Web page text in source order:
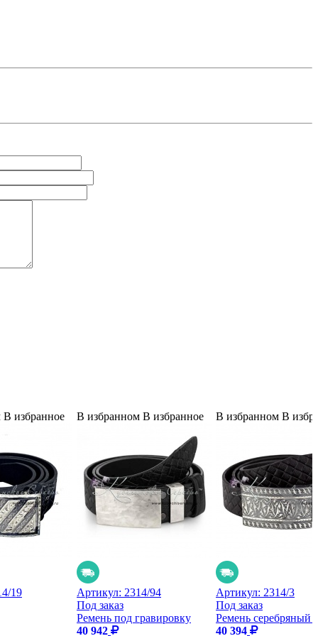
В избранное
19
В избранном В избранное
Артикул: 2314/94
Под заказ
Ремень под гравировку
40 942
В избранном В
Артикул: 2314/3
Под заказ
Ремень серебряный
40 394